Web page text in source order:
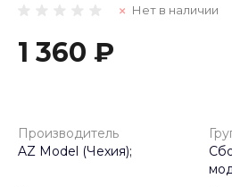
Нет в наличии
1 360 ₽
Производитель
AZ Model (Чехия);